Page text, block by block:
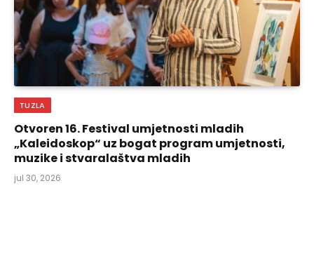
TUZLA
Otvoren 16. Festival umjetnosti mladih
„Kaleidoskop“ uz bogat program umjetnosti,
muzike i stvaralaštva mladih
jul 30, 2026